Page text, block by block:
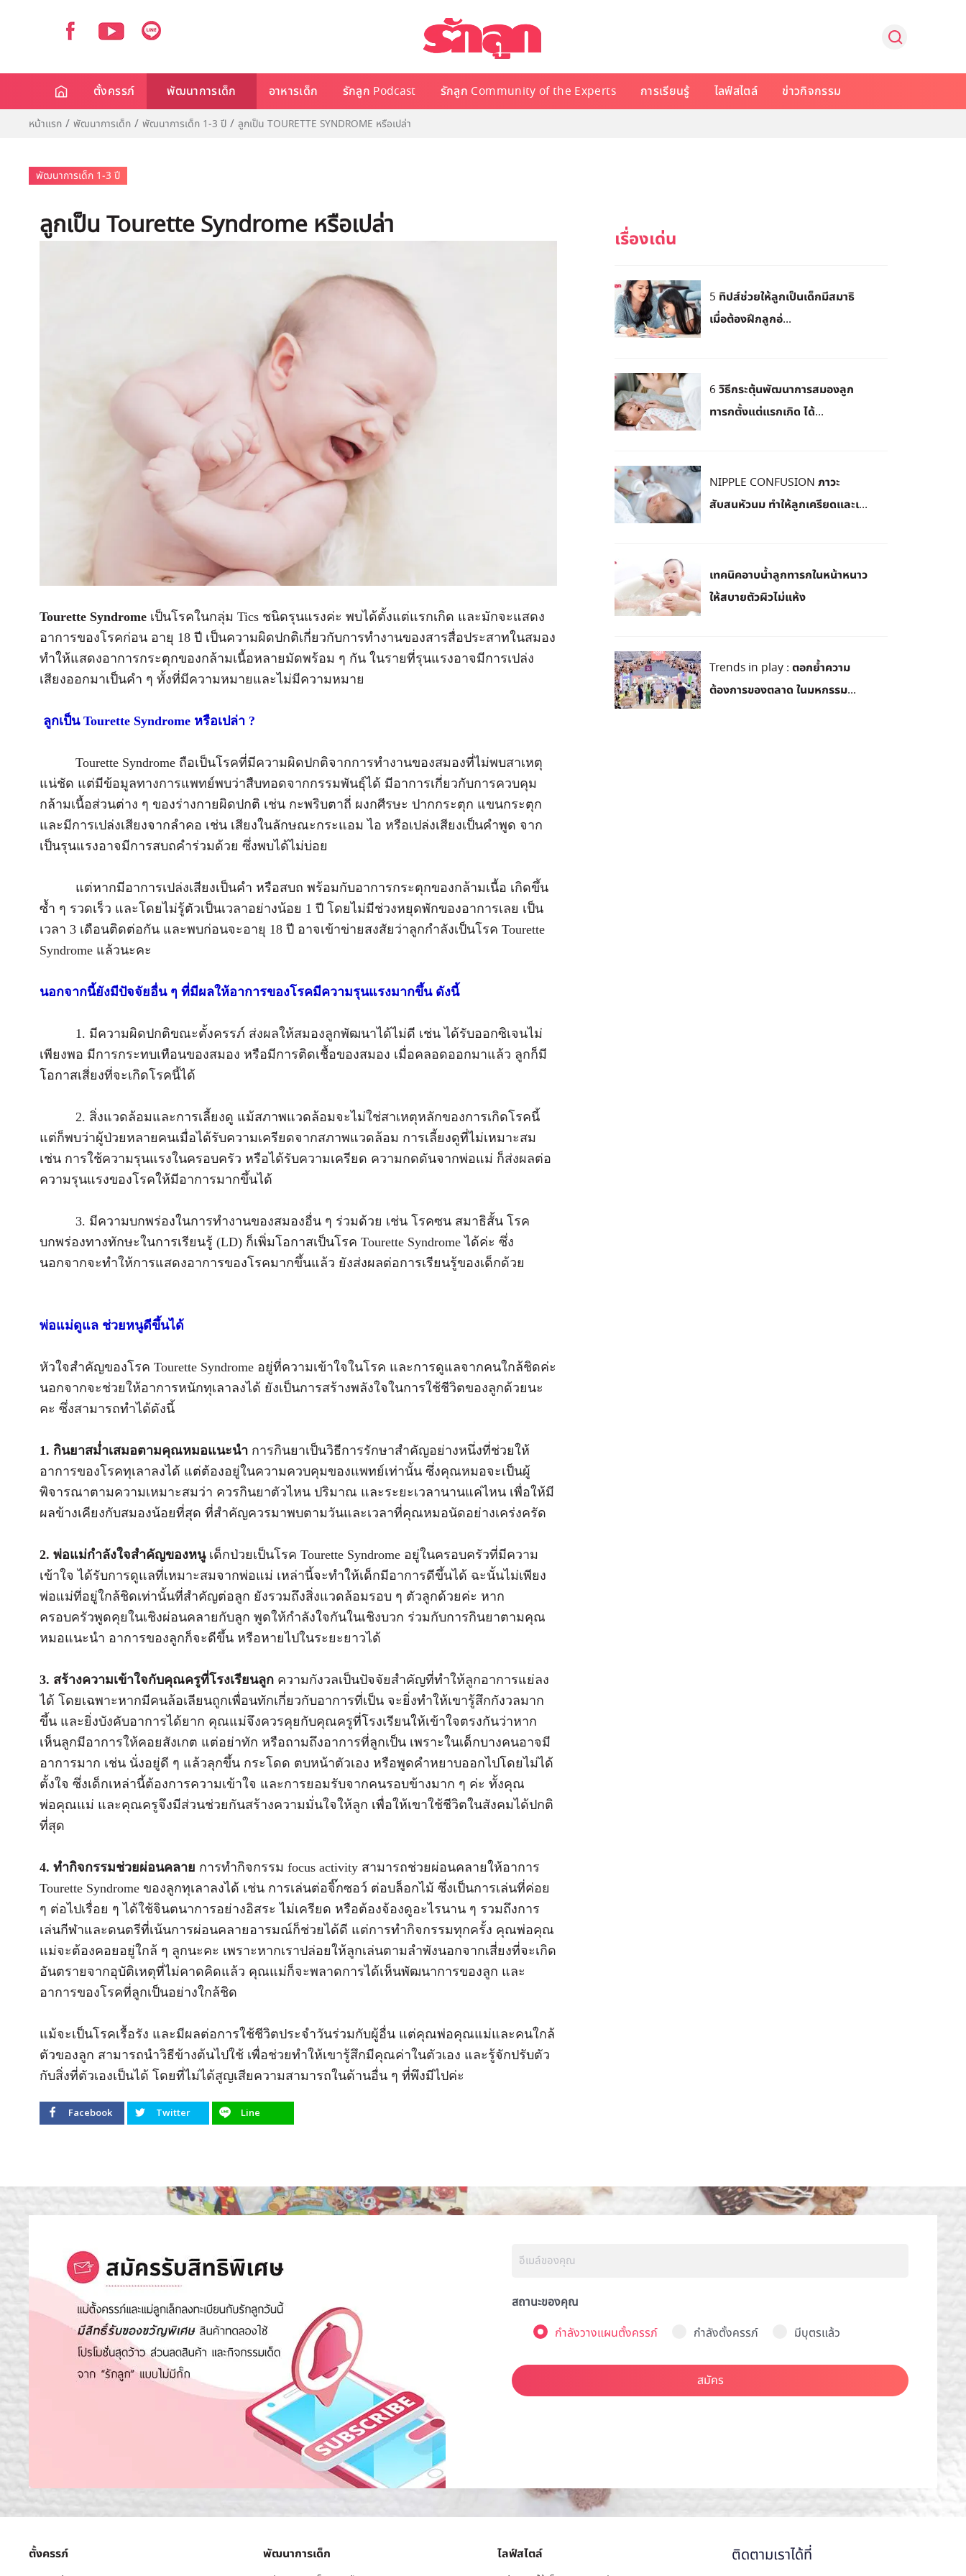
ตั้งครรภ์ พัฒนาการเด็ก อาหารเด็ก รักลูก Podcast รักลูก Community of the Experts การเรียนรู้ ไลฟ์สไตล์ ข่าวกิจกรรม
หน้าแรก พัฒนาการเด็ก พัฒนาการเด็ก 1-3 ปี ลูกเป็น TOURETTE SYNDROME หรือเปล่า
พัฒนาการเด็ก 1-3 ปี
ลูกเป็น Tourette Syndrome หรือเปล่า
Tourette Syndrome เป็นโรคในกลุ่ม Tics ชนิดรุนแรงค่ะ พบได้ตั้งแต่แรกเกิด และมักจะแสดง
อาการของโรคก่อน อายุ 18 ปี เป็นความผิดปกติเกี่ยวกับการทำงานของสารสื่อประสาทในสมอง
ทำให้แสดงอาการกระตุกของกล้ามเนื้อหลายมัดพร้อม ๆ กัน ในรายที่รุนแรงอาจมีการเปล่ง
เสียงออกมาเป็นคำ ๆ ทั้งที่มีความหมายและไม่มีความหมาย
ลูกเป็น Tourette Syndrome หรือเปล่า ?
Tourette Syndrome ถือเป็นโรคที่มีความผิดปกติจากการทำงานของสมองที่ไม่พบสาเหตุ
แน่ชัด แต่มีข้อมูลทางการแพทย์พบว่าสืบทอดจากกรรมพันธุ์ได้ มีอาการเกี่ยวกับการควบคุม
กล้ามเนื้อส่วนต่าง ๆ ของร่างกายผิดปกติ เช่น กะพริบตาถี่ ผงกศีรษะ ปากกระตุก แขนกระตุก
และมีการเปล่งเสียงจากลำคอ เช่น เสียงในลักษณะกระแอม ไอ หรือเปล่งเสียงเป็นคำพูด จาก
เป็นรุนแรงอาจมีการสบถคำร่วมด้วย ซึ่งพบได้ไม่บ่อย
แต่หากมีอาการเปล่งเสียงเป็นคำ หรือสบถ พร้อมกับอาการกระตุกของกล้ามเนื้อ เกิดขึ้น
ซ้ำ ๆ รวดเร็ว และโดยไม่รู้ตัวเป็นเวลาอย่างน้อย 1 ปี โดยไม่มีช่วงหยุดพักของอาการเลย เป็น
เวลา 3 เดือนติดต่อกัน และพบก่อนจะอายุ 18 ปี อาจเข้าข่ายสงสัยว่าลูกกำลังเป็นโรค Tourette
Syndrome แล้วนะคะ
นอกจากนี้ยังมีปัจจัยอื่น ๆ ที่มีผลให้อาการของโรคมีความรุนแรงมากขึ้น ดังนี้
1. มีความผิดปกติขณะตั้งครรภ์ ส่งผลให้สมองลูกพัฒนาได้ไม่ดี เช่น ได้รับออกซิเจนไม่
เพียงพอ มีการกระทบเทือนของสมอง หรือมีการติดเชื้อของสมอง เมื่อคลอดออกมาแล้ว ลูกก็มี
โอกาสเสี่ยงที่จะเกิดโรคนี้ได้
2. สิ่งแวดล้อมและการเลี้ยงดู แม้สภาพแวดล้อมจะไม่ใช่สาเหตุหลักของการเกิดโรคนี้
แต่ก็พบว่าผู้ป่วยหลายคนเมื่อได้รับความเครียดจากสภาพแวดล้อม การเลี้ยงดูที่ไม่เหมาะสม
เช่น การใช้ความรุนแรงในครอบครัว หรือได้รับความเครียด ความกดดันจากพ่อแม่ ก็ส่งผลต่อ
ความรุนแรงของโรคให้มีอาการมากขึ้นได้
3. มีความบกพร่องในการทำงานของสมองอื่น ๆ ร่วมด้วย เช่น โรคซน สมาธิสั้น โรค
บกพร่องทางทักษะในการเรียนรู้ (LD) ก็เพิ่มโอกาสเป็นโรค Tourette Syndrome ได้ค่ะ ซึ่ง
นอกจากจะทำให้การแสดงอาการของโรคมากขึ้นแล้ว ยังส่งผลต่อการเรียนรู้ของเด็กด้วย
พ่อแม่ดูแล ช่วยหนูดีขึ้นได้
หัวใจสำคัญของโรค Tourette Syndrome อยู่ที่ความเข้าใจในโรค และการดูแลจากคนใกล้ชิดค่ะ
นอกจากจะช่วยให้อาการหนักทุเลาลงได้ ยังเป็นการสร้างพลังใจในการใช้ชีวิตของลูกด้วยนะ
คะ ซึ่งสามารถทำได้ดังนี้
1. กินยาสม่ำเสมอตามคุณหมอแนะนำ การกินยาเป็นวิธีการรักษาสำคัญอย่างหนึ่งที่ช่วยให้
อาการของโรคทุเลาลงได้ แต่ต้องอยู่ในความควบคุมของแพทย์เท่านั้น ซึ่งคุณหมอจะเป็นผู้
พิจารณาตามความเหมาะสมว่า ควรกินยาตัวไหน ปริมาณ และระยะเวลานานแค่ไหน เพื่อให้มี
ผลข้างเคียงกับสมองน้อยที่สุด ที่สำคัญควรมาพบตามวันและเวลาที่คุณหมอนัดอย่างเคร่งครัด
2. พ่อแม่กำลังใจสำคัญของหนูเด็กป่วยเป็นโรค Tourette Syndrome อยู่ในครอบครัวที่มีความ
เข้าใจ ได้รับการดูแลที่เหมาะสมจากพ่อแม่ เหล่านี้จะทำให้เด็กมีอาการดีขึ้นได้ ฉะนั้นไม่เพียง
พ่อแม่ที่อยู่ใกล้ชิดเท่านั้นที่สำคัญต่อลูก ยังรวมถึงสิ่งแวดล้อมรอบ ๆ ตัวลูกด้วยค่ะ หาก
ครอบครัวพูดคุยในเชิงผ่อนคลายกับลูก พูดให้กำลังใจกันในเชิงบวก ร่วมกับการกินยาตามคุณ
หมอแนะนำ อาการของลูกก็จะดีขึ้น หรือหายไปในระยะยาวได้
3. สร้างความเข้าใจกับคุณครูที่โรงเรียนลูก ความกังวลเป็นปัจจัยสำคัญที่ทำให้ลูกอาการแย่ลง
ได้ โดยเฉพาะหากมีคนล้อเลียนถูกเพื่อนทักเกี่ยวกับอาการที่เป็น จะยิ่งทำให้เขารู้สึกกังวลมาก
ขึ้น และยิ่งบังคับอาการได้ยาก คุณแม่จึงควรคุยกับคุณครูที่โรงเรียนให้เข้าใจตรงกันว่าหาก
เห็นลูกมีอาการให้คอยสังเกต แต่อย่าทัก หรือถามถึงอาการที่ลูกเป็น เพราะในเด็กบางคนอาจมี
อาการมาก เช่น นั่งอยู่ดี ๆ แล้วลุกขึ้น กระโดด ตบหน้าตัวเอง หรือพูดคำหยาบออกไปโดยไม่ได้
ตั้งใจ ซึ่งเด็กเหล่านี้ต้องการความเข้าใจ และการยอมรับจากคนรอบข้างมาก ๆ ค่ะ ทั้งคุณ
พ่อคุณแม่ และคุณครูจึงมีส่วนช่วยกันสร้างความมั่นใจให้ลูก เพื่อให้เขาใช้ชีวิตในสังคมได้ปกติ
ที่สุด
4. ทำกิจกรรมช่วยผ่อนคลาย การทำกิจกรรม focus activity สามารถช่วยผ่อนคลายให้อาการ
Tourette Syndrome ของลูกทุเลาลงได้ เช่น การเล่นต่อจิ๊กซอว์ ต่อบล็อกไม้ ซึ่งเป็นการเล่นที่ค่อย
ๆ ต่อไปเรื่อย ๆ ได้ใช้จินตนาการอย่างอิสระ ไม่เครียด หรือต้องจ้องดูอะไรนาน ๆ รวมถึงการ
เล่นกีฬาและดนตรีที่เน้นการผ่อนคลายอารมณ์ก็ช่วยได้ดี แต่การทำกิจกรรมทุกครั้ง คุณพ่อคุณ
แม่จะต้องคอยอยู่ใกล้ ๆ ลูกนะคะ เพราะหากเราปล่อยให้ลูกเล่นตามลำพังนอกจากเสี่ยงที่จะเกิด
อันตรายจากอุบัติเหตุที่ไม่คาดคิดแล้ว คุณแม่ก็จะพลาดการได้เห็นพัฒนาการของลูก และ
อาการของโรคที่ลูกเป็นอย่างใกล้ชิด
แม้จะเป็นโรคเรื้อรัง และมีผลต่อการใช้ชีวิตประจำวันร่วมกับผู้อื่น แต่คุณพ่อคุณแม่และคนใกล้
ตัวของลูก สามารถนำวิธีข้างต้นไปใช้ เพื่อช่วยทำให้เขารู้สึกมีคุณค่าในตัวเอง และรู้จักปรับตัว
กับสิ่งที่ตัวเองเป็นได้ โดยที่ไม่ได้สูญเสียความสามารถในด้านอื่น ๆ ที่พึงมีไปค่ะ
Facebook Twitter Line
5 ทิปส์ช่วยให้ลูกเป็นเด็กมีสมาธิ
เมื่อต้องฝึกลูกอ่...
6 วิธีกระตุ้นพัฒนาการสมองลูก
ทารกตั้งแต่แรกเกิด ได้...
NIPPLE CONFUSION ภาวะ
สับสนหัวนม ทำให้ลูกเครียดและเ...
เทคนิคอาบน้ำลูกทารกในหน้าหนาว
ให้สบายตัวผิวไม่แห้ง
Trends in play : ตอกย้ำความ
ต้องการของตลาด ในมหกรรม...
สถานะของคุณ
กำลังวางแผนตั้งครรภ์
กำลังตั้งครรภ์ มีบุตรแล้ว
สมัคร
ตั้งครรภ์ พัฒนาการเด็ก ไลฟ์สไตล์ ติดตามเราได้ที่